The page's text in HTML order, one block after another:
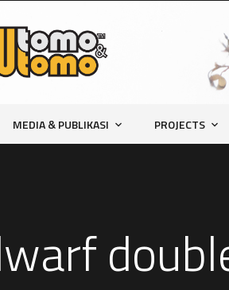
MEDIA & PUBLIKASI PROJECTS